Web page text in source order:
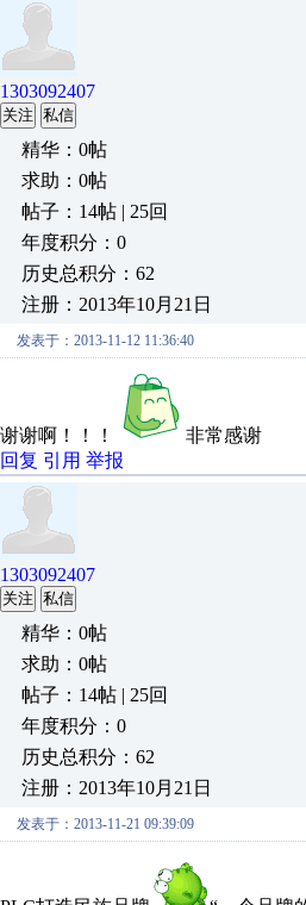
1303092407
关注 私信
精华：0帖
求助：0帖
帖子：14帖 | 25回
年度积分：0
历史总积分：62
注册：2013年10月21日
发表于：2013-11-12 11:36:40
谢谢啊！！！
非常感谢
回复 引用 举报
1303092407
关注 私信
精华：0帖
求助：0帖
帖子：14帖 | 25回
年度积分：0
历史总积分：62
注册：2013年10月21日
发表于：2013-11-21 09:39:09